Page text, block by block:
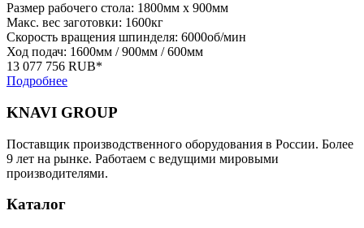
Размер рабочего стола: 1800мм x 900мм
Макс. вес заготовки: 1600кг
Скорость вращения шпинделя: 6000об/мин
Ход подач: 1600мм / 900мм / 600мм
13 077 756 RUB*
Подробнее
KNAVI GROUP
Поставщик производственного оборудования в России. Более
9 лет на рынке. Работаем с ведущими мировыми
производителями.
Каталог